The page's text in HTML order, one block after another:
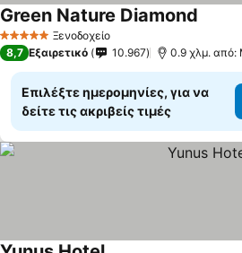
5 Αστέρια Ξενοδοχείο
Green Nature Diamond
8,7 Εξαιρετικό 10.967 0.9 χλμ. από:
Επιλέξτε ημερομηνίες, για να
δείτε τις ακριβείς τιμές